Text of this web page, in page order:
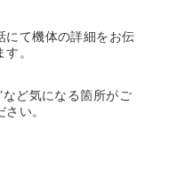
にて機体の詳細をお伝
。
など気になる箇所がご
い。